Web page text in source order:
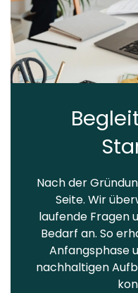
Nach der
Seite. Wir
laufende Fragen
Bedarf an. So
Anfangsphase
nachhaltigen